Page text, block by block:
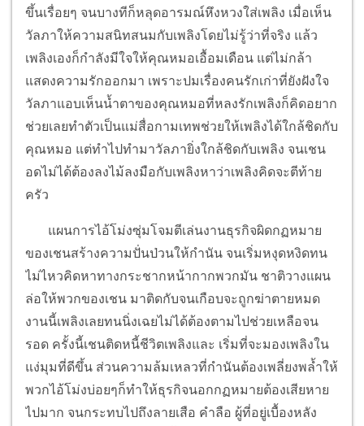
ขึ้นเรื่อยๆ จนบางทีก็หลุดอารมณ์หึงหวงใส่เพลิง เมื่อเห็น
วัลภาให้ความสนิทสนมกับเพลิงโดยไม่รู้ว่าที่จริง แล้ว
เพลิงเองก็กำลังมีใจให้คุณหมอเอื้อมเดือน แต่ไม่กล้า
แสดงความรักออกมา เพราะปมเรื่องคนรักเก่าที่ยังฝังใจ
วัลภาแอบเห็นน้ำตาของคุณหมอที่หลงรักเพลิงก็คิดอยาก
ช่วยเลยทำตัวเป็นแม่สื่อกามเทพช่วยให้เพลิงได้ใกล้ชิดกับ
คุณหมอ แต่ทำไปทำมาวัลภายิ่งใกล้ชิดกับเพลิง จนเชน
อดไม่ได้ต้องลงไม้ลงมือกับเพลิงหาว่าเพลิงคิดจะตีท้าย
ครัว
แผนการไอ้โม่งซุ่มโจมตีเล่นงานธุรกิจผิดกฏหมาย
ของเชนสร้างความปั่นป่วนให้กำนัน จนเริ่มหงุดหงิดทน
ไม่ไหวคิดหาทางกระชากหน้ากากพวกมัน ชาติวางแผน
ล่อให้พวกของเชน มาติดกับจนเกือบจะถูกฆ่าตายหมด
งานนี้เพลิงเลยทนนิ่งเฉยไม่ได้ต้องตามไปช่วยเหลือจน
รอด ครั้งนี้เชนติดหนี้ชีวิตเพลิงและ เริ่มที่จะมองเพลิงใน
แง่มุมที่ดีขึ้น ส่วนความล้มเหลวที่กำนันต้องเพลี่ยงพล้ำให้
พวกไอ้โม่งบ่อยๆก็ทำให้ธุรกิจนอกกฏหมายต้องเสียหาย
ไปมาก จนกระทบไปถึงลายเสือ คำลือ ผู้ที่อยู่เบื้องหลัง